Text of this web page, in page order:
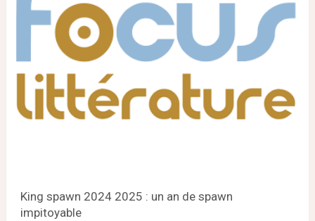
King spawn 2024 2025 : un an de spawn
impitoyable